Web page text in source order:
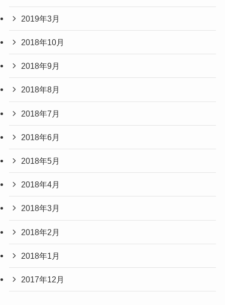
2019年3月
2018年10月
2018年9月
2018年8月
2018年7月
2018年6月
2018年5月
2018年4月
2018年3月
2018年2月
2018年1月
2017年12月